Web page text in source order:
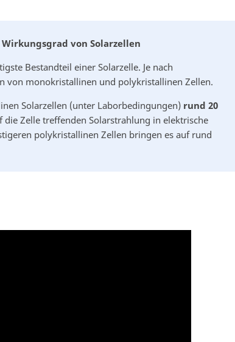
von Solarzellen
Bestandteil einer Solarzelle. Je nach
von monokristallinen und polykristallinen Zellen.
Solarzellen (unter Laborbedingungen) rund 20
die Zelle treffenden Solarstrahlung in elektrische
polykristallinen Zellen bringen es auf rund